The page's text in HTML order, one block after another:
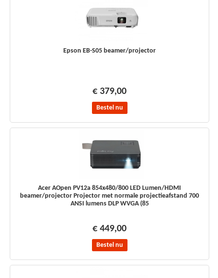
Epson EB-S05 beamer/projector
€ 379,00
Bestel nu
Acer AOpen PV12a 854x480/800 LED Lumen/HDMI
beamer/projector Projector met normale projectieafstand 700
ANSI lumens DLP WVGA (85
€ 449,00
Bestel nu